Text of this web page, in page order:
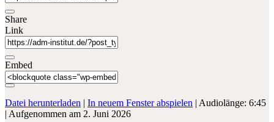
Share
Link
Embed
Datei herunterladen | In neuem Fenster abspielen | Audiolänge: 6:45
| Aufgenommen am 2. Juni 2026